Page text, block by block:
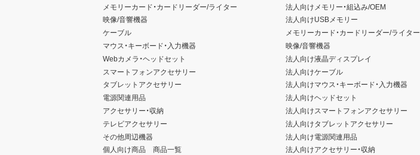
メモリーカード・カードリーダー/ライター
映像/音響機器
ケーブル
マウス・キーボード・入力機器
Webカメラ・ヘッドセット
スマートフォンアクセサリー
タブレットアクセサリー
電源関連用品
アクセサリー・収納
テレビアクセサリー
その他周辺機器
個人向け商品 商品一覧
法人向けメモリー・組込み/OEM
法人向けUSBメモリー
メモリーカード・カードリーダー/ライター
映像/音響機器
法人向け液晶ディスプレイ
法人向けケーブル
法人向けマウス・キーボード・入力機器
法人向けヘッドセット
法人向けスマートフォンアクセサリー
法人向けタブレットアクセサリー
法人向け電源関連用品
法人向けアクセサリー・収納